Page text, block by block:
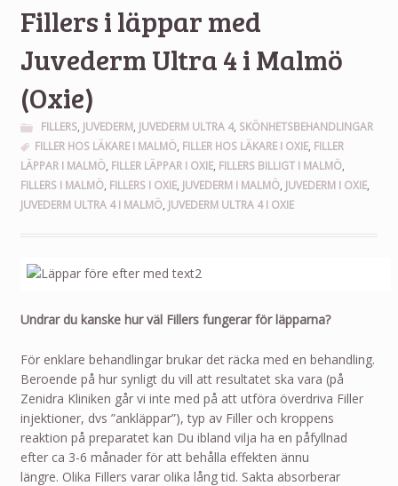
Fillers i läppar med
Juvederm Ultra 4 i Malmö
(Oxie)
FILLERS, JUVEDERM, JUVEDERM ULTRA 4, SKÖNHETSBEHANDLINGAR
FILLER HOS LÄKARE I MALMÖ, FILLER HOS LÄKARE I OXIE, FILLER
LÄPPAR I MALMÖ, FILLER LÄPPAR I OXIE, FILLERS BILLIGT I MALMÖ,
FILLERS I MALMÖ, FILLERS I OXIE, JUVEDERM I MALMÖ, JUVEDERM I OXIE,
JUVEDERM ULTRA 4 I MALMÖ, JUVEDERM ULTRA 4 I OXIE
Undrar du kanske hur väl Fillers fungerar för läpparna?
För enklare behandlingar brukar det räcka med en behandling.
Beroende på hur synligt du vill att resultatet ska vara (på
Zenidra Kliniken går vi inte med på att utföra överdriva Filler
injektioner, dvs ”ankläppar”), typ av Filler och kroppens
reaktion på preparatet kan Du ibland vilja ha en påfyllnad
efter ca 3-6 månader för att behålla effekten ännu
längre. Olika Fillers varar olika lång tid. Sakta absorberar